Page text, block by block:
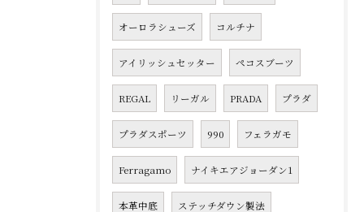
オーロラシューズ コルチナ
アイリッシュセッター ペコスブーツ
REGAL リーガル PRADA プラダ
プラダスポーツ 990 フェラガモ
Ferragamo ナイキエアジョーダン1
本革中底 ステッチダウン製法